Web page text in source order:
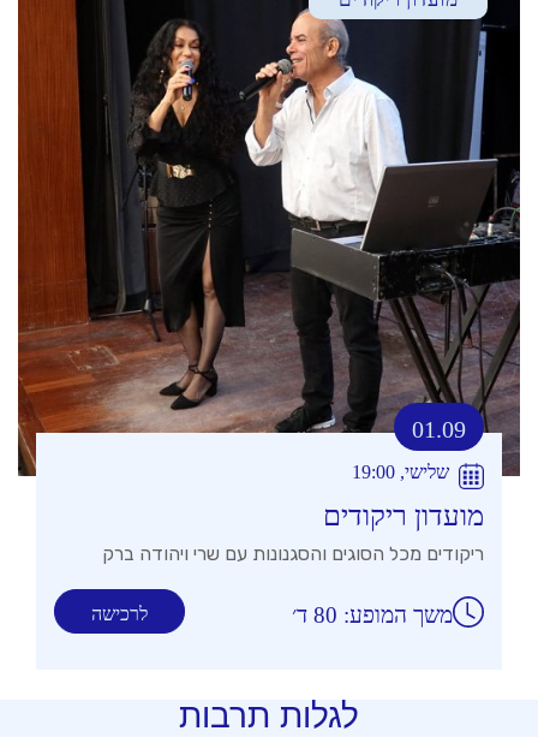
01.09
שלישי, 19:00
מועדון ריקודים
ריקודים מכל הסוגים והסגנונות עם שרי ויהודה ברק
לרכישה משך המופע: 80 ד׳
לגלות תרבות